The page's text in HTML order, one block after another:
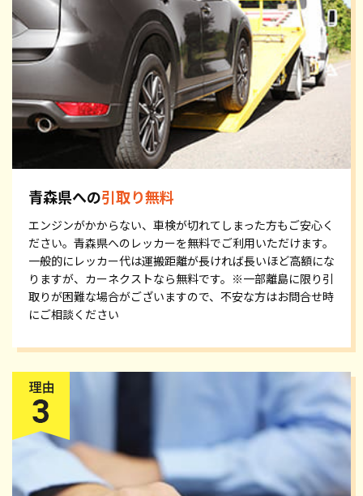
青森県への引取り無料
エンジンがかからない、車検が切れてしまった方もご安心く
ださい。青森県へのレッカーを無料でご利用いただけます。
一般的にレッカー代は運搬距離が長ければ長いほど高額にな
りますが、カーネクストなら無料です。※一部離島に限り引
取りが困難な場合がございますので、不安な方はお問合せ時
にご相談ください